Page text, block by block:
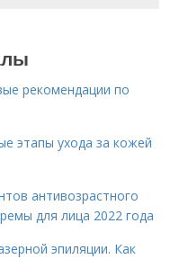
рекомендации по
этапы ухода за кожей
антивозрастного
для лица 2022 года
эпиляции. Как